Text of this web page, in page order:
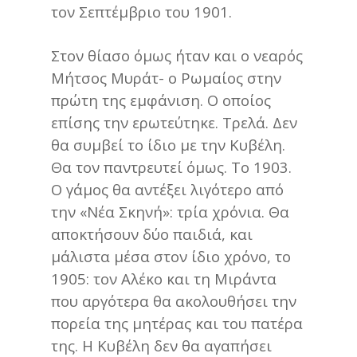
τον Σεπτέμβριο του 1901.
Στον θίασο όμως ήταν και ο νεαρός
Μήτσος Μυράτ- ο Ρωμαίος στην
πρώτη της εμφάνιση. Ο οποίος
επίσης την ερωτεύτηκε. Τρελά. Δεν
θα συμβεί το ίδιο με την Κυβέλη.
Θα τον παντρευτεί όμως. Το 1903.
Ο γάμος θα αντέξει λιγότερο από
την «Νέα Σκηνή»: τρία χρόνια. Θα
αποκτήσουν δύο παιδιά, και
μάλιστα μέσα στον ίδιο χρόνο, το
1905: τον Αλέκο και τη Μιράντα
που αργότερα θα ακολουθήσει την
πορεία της μητέρας και του πατέρα
της. Η Κυβέλη δεν θα αγαπήσει